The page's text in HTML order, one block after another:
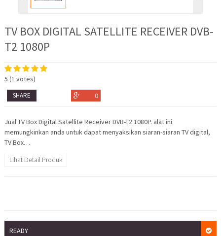
TV BOX DIGITAL SATELLITE RECEIVER DVB-
T2 1080P
5 (1 votes)
SHARE 0
Jual TV Box Digital Satellite Receiver DVB-T2 1080P. alat ini
memungkinkan anda untuk dapat menyaksikan siaran-siaran TV digital,
TV Box…
Lihat Detail Produk
READY